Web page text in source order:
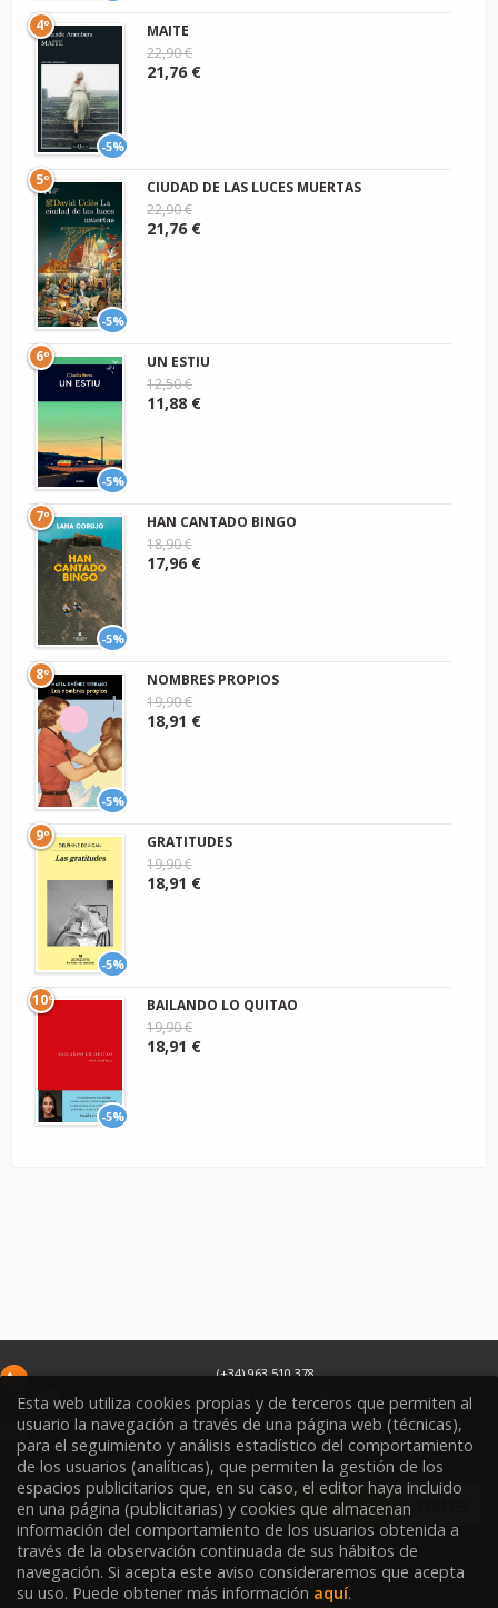
-5%
4º
MAITE
22,90 €
21,76 €
-5%
5º
CIUDAD DE LAS LUCES MUERTAS
22,90 €
21,76 €
-5%
6º
UN ESTIU
12,50 €
11,88 €
-5%
7º
HAN CANTADO BINGO
18,90 €
17,96 €
-5%
8º
NOMBRES PROPIOS
19,90 €
18,91 €
-5%
9º
GRATITUDES
19,90 €
18,91 €
-5%
10º
BAILANDO LO QUITAO
19,90 €
18,91 €
(+34) 963 510 378
infoweb@libreriasoriano.com
C/ Xàtiva 15
46002 Valencia España
Condiciones de venta
Esta web utiliza cookies propias y de terceros que permiten al
usuario la navegación a través de una página web (técnicas),
para el seguimiento y análisis estadístico del comportamiento
de los usuarios (analíticas), que permiten la gestión de los
espacios publicitarios que, en su caso, el editor haya incluido
en una página (publicitarias) y cookies que almacenan
información del comportamiento de los usuarios obtenida a
través de la observación continuada de sus hábitos de
navegación. Si acepta este aviso consideraremos que acepta
su uso. Puede obtener más información aquí.